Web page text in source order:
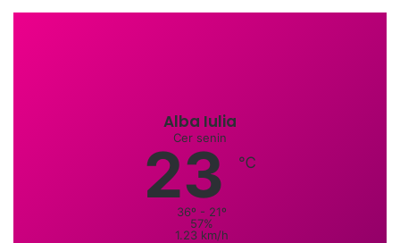
Alba Iulia
Cer senin
23 ℃
36º - 21º
57%
1.23 km/h